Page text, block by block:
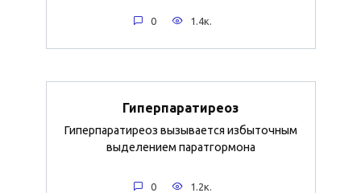
0 1.4к.
Гиперпаратиреоз
Гиперпаратиреоз вызывается избыточным
выделением паратгормона
0 1.2к.